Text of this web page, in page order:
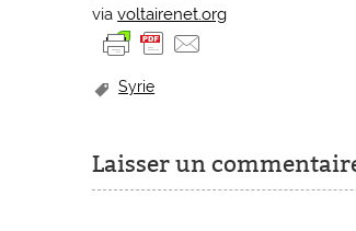
viavoltairenet.org
Syrie
Laisser un